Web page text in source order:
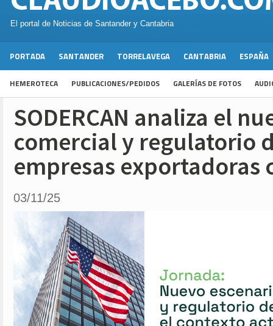
El portal de Noticias de Santander y Cantabria
PORTADA SANTANDER TORRELAVEGA CANTABRIA ESPAÑA
HEMEROTECA PUBLICACIONES/PEDIDOS GALERÍAS DE FOTOS
SODERCAN analiza el
comercial y regulatorio
empresas exportadoras
03/11/25